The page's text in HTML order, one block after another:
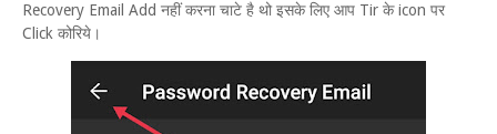
Recovery Email Add नहीं करना चाटे है थो इसके लिए आप Tir के icon पर
Click कोरिये।